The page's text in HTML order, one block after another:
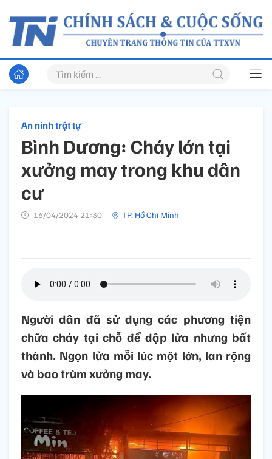
An ninh trật tự
Bình Dương: Cháy lớn tại
xưởng may trong khu dân
cư
16/04/2024 21:30’ TP. Hồ Chí Minh
Người dân đã sử dụng các phương tiện
chữa cháy tại chỗ để dập lửa nhưng bất
thành. Ngọn lửa mỗi lúc một lớn, lan rộng
và bao trùm xưởng may.